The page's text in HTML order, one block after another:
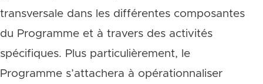
transversale dans les différentes composantes
du Programme et à travers des activités
spécifiques. Plus particulièrement, le
Programme s’attachera à opérationnaliser